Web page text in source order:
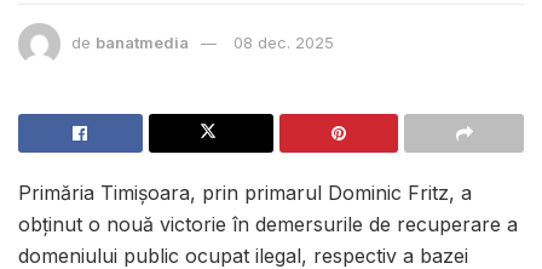
de banatmedia 08 dec. 2025
Primăria Timișoara, prin primarul Dominic Fritz, a
obținut o nouă victorie în demersurile de recuperare a
domeniului public ocupat ilegal, respectiv a bazei